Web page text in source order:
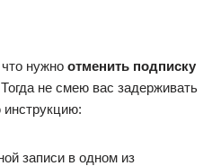
нужно отменить подписку
не смею вас задерживать
записи в одном из